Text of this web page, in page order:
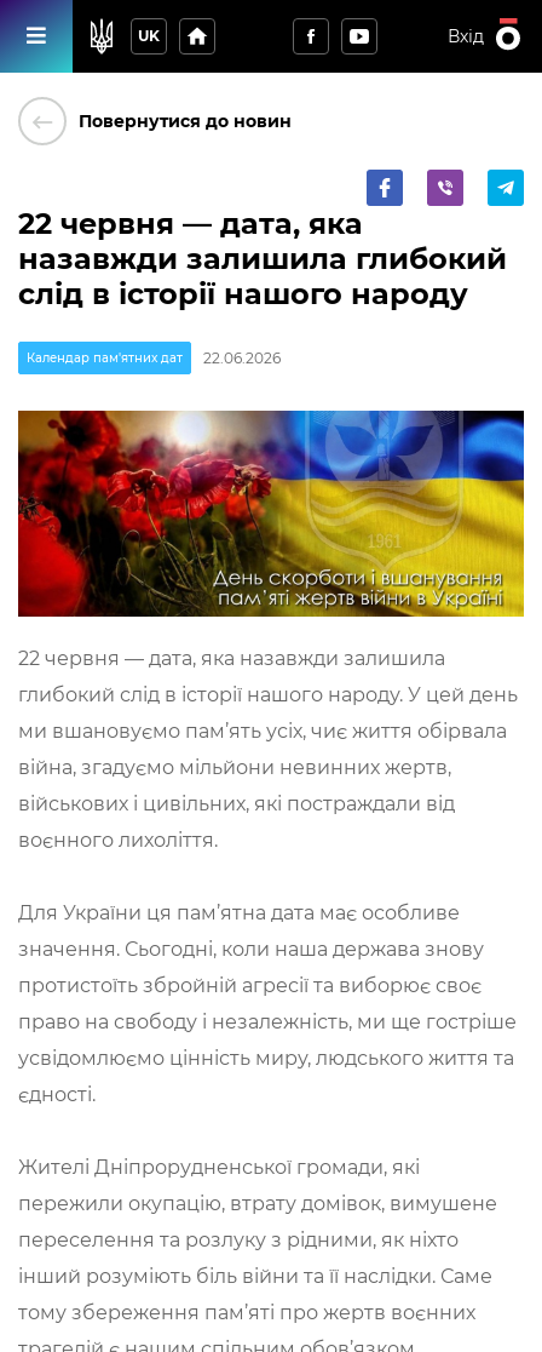
UK home Вхід
keyboard_backspace Повернутися до новин
22 червня — дата, яка
назавжди залишила глибокий
слід в історії нашого народу
Календар пам'ятних дат 22.06.2026
22 червня — дата, яка назавжди залишила
глибокий слід в історії нашого народу. У цей день
ми вшановуємо пам’ять усіх, чиє життя обірвала
війна, згадуємо мільйони невинних жертв,
військових і цивільних, які постраждали від
воєнного лихоліття.
Для України ця пам’ятна дата має особливе
значення. Сьогодні, коли наша держава знову
протистоїть збройній агресії та виборює своє
право на свободу і незалежність, ми ще гостріше
усвідомлюємо цінність миру, людського життя та
єдності.
Жителі Дніпрорудненської громади, які
пережили окупацію, втрату домівок, вимушене
переселення та розлуку з рідними, як ніхто
інший розуміють біль війни та її наслідки. Саме
тому збереження пам’яті про жертв воєнних